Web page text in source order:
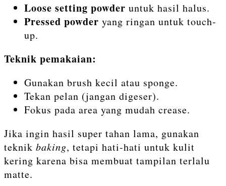
Loose setting powder untuk hasil halus.
Pressed powder yang ringan untuk touch-
up.
Teknik pemakaian:
Gunakan brush kecil atau sponge.
Tekan pelan (jangan digeser).
Fokus pada area yang mudah crease.
Jika ingin hasil super tahan lama, gunakan
teknik baking, tetapi hati-hati untuk kulit
kering karena bisa membuat tampilan terlalu
matte.